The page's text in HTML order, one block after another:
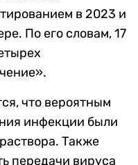
в 2023 и
По его словам, 17
что вероятным
инфекции были
Также
передачи вируса